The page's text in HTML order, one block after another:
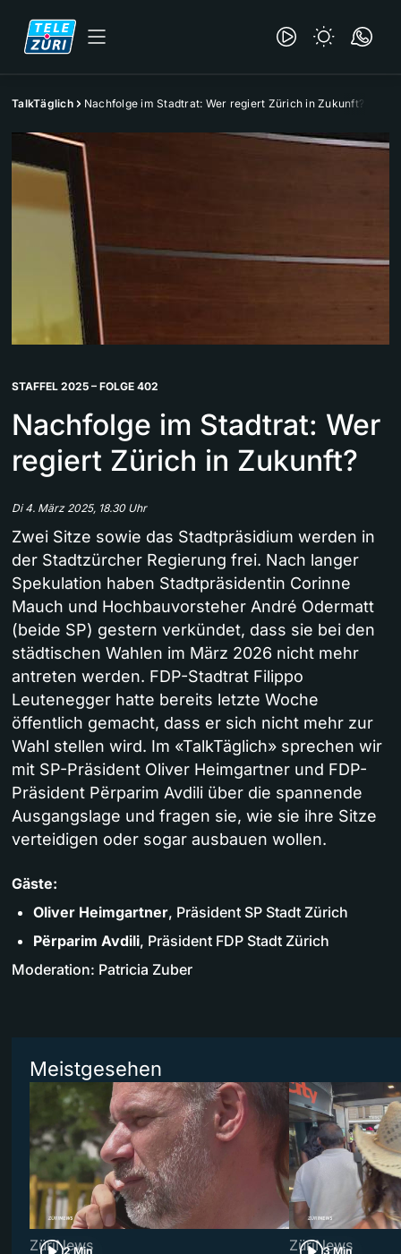
TalkTäglich Nachfolge im Stadtrat: Wer regiert Zürich in Zukunft?
STAFFEL 2025 – FOLGE 402
Nachfolge im Stadtrat: Wer
regiert Zürich in Zukunft?
Di 4. März 2025, 18.30 Uhr
Zwei Sitze sowie das Stadtpräsidium werden in
der Stadtzürcher Regierung frei. Nach langer
Spekulation haben Stadtpräsidentin Corinne
Mauch und Hochbauvorsteher André Odermatt
(beide SP) gestern verkündet, dass sie bei den
städtischen Wahlen im März 2026 nicht mehr
antreten werden. FDP-Stadtrat Filippo
Leutenegger hatte bereits letzte Woche
öffentlich gemacht, dass er sich nicht mehr zur
Wahl stellen wird. Im «TalkTäglich» sprechen wir
mit SP-Präsident Oliver Heimgartner und FDP-
Präsident Përparim Avdili über die spannende
Ausgangslage und fragen sie, wie sie ihre Sitze
verteidigen oder sogar ausbauen wollen.
Gäste:
Oliver Heimgartner, Präsident SP Stadt Zürich
Përparim Avdili, Präsident FDP Stadt Zürich
Moderation: Patricia Zuber
Meistgesehen
2 Min
ZüriNews 3 Min
ZüriNews